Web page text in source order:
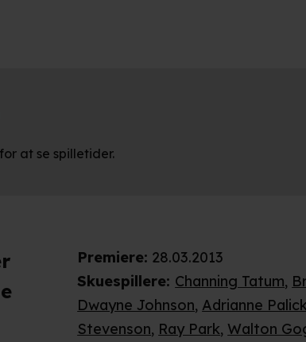
at se spilletider.
Premiere: 28.03.2013
Skuespillere: Channing Tatum,
Dwayne Johnson, Adrianne
Stevenson, Ray Park, Walton